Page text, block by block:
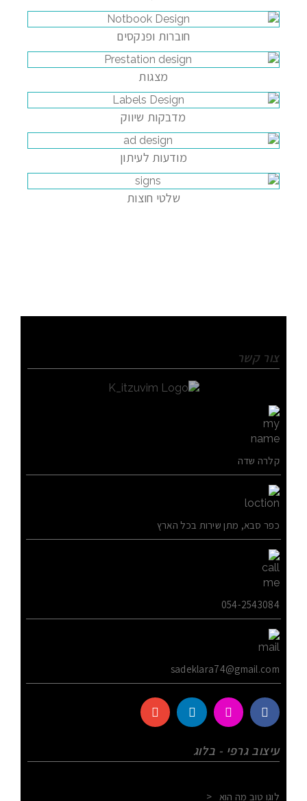
חוברות ופנקסים
מצגות
מדבקות שיווק
מודעות לעיתון
שלטי חוצות
צור קשר
קלרה שדה
כפר סבא, מתן שירות בכל הארץ
054-2543084
sadeklara74@gmail.com
עיצוב גרפי - בלוג
לוגו טוב מה הוא <